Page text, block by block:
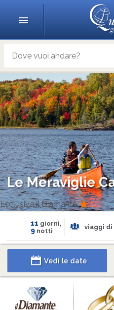
Le Meraviglie
Esclusiva il Diamante
11 giorni,
9notti
viaggi di
Vedi le date